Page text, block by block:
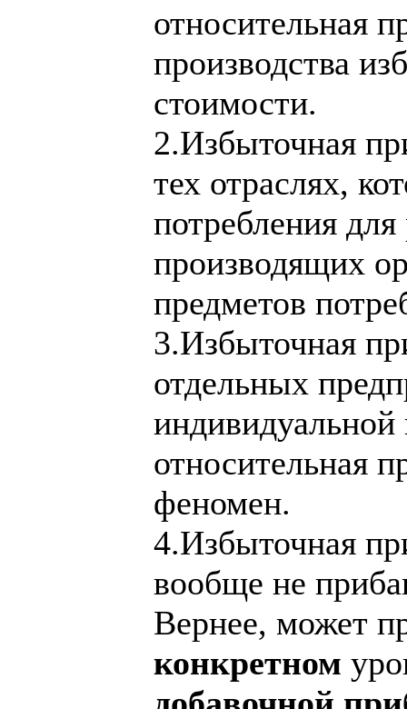
относительная
производства
стоимости.
2.Избыточная
тех отраслях,
потребления
производящих
предметов
3.Избыточная
отдельных
относительная
феномен.
4.Избыточная
вообще не
Вернее, может
конкретном